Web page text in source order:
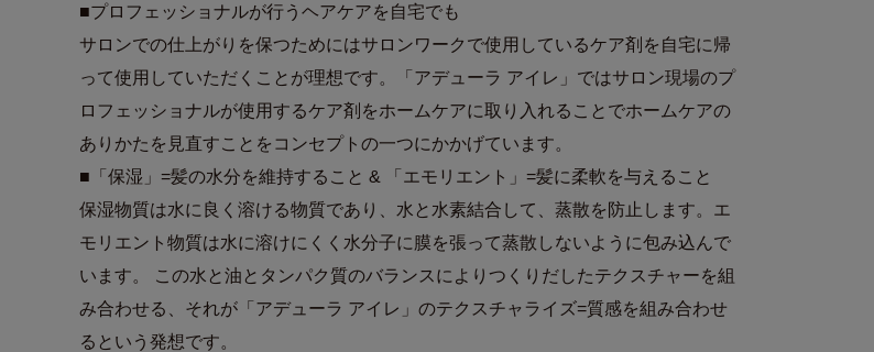
■プロフェッショナルが行うヘアケアを自宅でも
サロンでの仕上がりを保つためにはサロンワークで使用しているケア剤を自宅に帰
って使用していただくことが理想です。「アデューラ アイレ」ではサロン現場のプ
ロフェッショナルが使用するケア剤をホームケアに取り入れることでホームケアの
ありかたを見直すことをコンセプトの一つにかかげています。
■「保湿」=髪の水分を維持すること & 「エモリエント」=髪に柔軟を与えること
保湿物質は水に良く溶ける物質であり、水と水素結合して、蒸散を防止します。エ
モリエント物質は水に溶けにくく水分子に膜を張って蒸散しないように包み込んで
います。 この水と油とタンパク質のバランスによりつくりだしたテクスチャーを組
み合わせる、それが「アデューラ アイレ」のテクスチャライズ=質感を組み合わせ
るという発想です。